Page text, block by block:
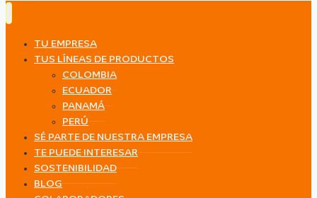
TU EMPRESA
TUS LÍNEAS DE PRODUCTOS
COLOMBIA
ECUADOR
PANAMÁ
PERÚ
SÉ PARTE DE NUESTRA EMPRESA
TE PUEDE INTERESAR
SOSTENIBILIDAD
BLOG